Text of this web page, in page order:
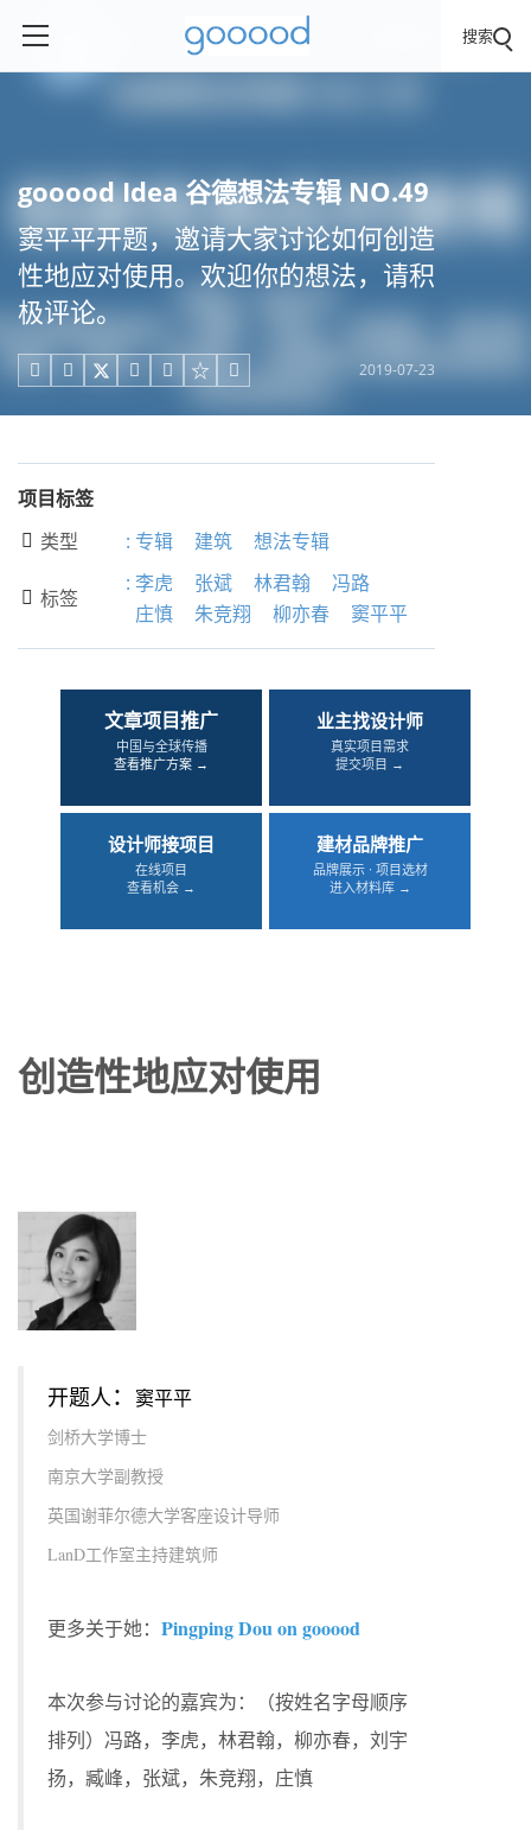
搜索
gooood Idea 谷德想法专辑 NO.49
窦平平开题，邀请大家讨论如何创造
性地应对使用。欢迎你的想法，请积
极评论。
     2019-07-23
项目标签
 类型 : 专辑 建筑 想法专辑
 标签
: 李虎 张斌 林君翰
冯路
庄慎
朱竞翔 柳亦春 窦平平
文章项目推广
中国与全球传播
查看推广方案 →
业主找设计师
真实项目需求
提交项目 →
设计师接项目
在线项目
查看机会 →
建材品牌推广
品牌展示 · 项目选材
进入材料库 →
创造性地应对使用
开题人： 窦平平
剑桥大学博士
南京大学副教授
英国谢菲尔德大学客座设计导师
LanD工作室主持建筑师
更多关于她： Pingping Dou on gooood
本次参与讨论的嘉宾为：（按姓名字母顺序
排列）冯路，李虎，林君翰，柳亦春，刘宇
扬，臧峰，张斌，朱竞翔，庄慎